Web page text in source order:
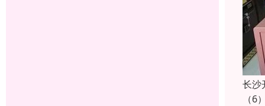
长沙
（